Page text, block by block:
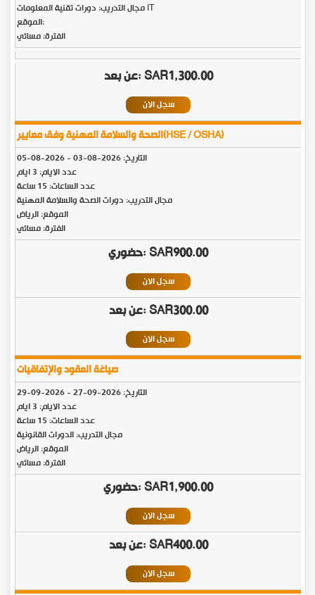
مجال التدريب: دورات تقنية المعلومات IT
الموقع:
الفترة: مسائي
SAR1,300.00
سجل الان
الصحة والسلامة المهنية وفق معايير(HSE / OSHA)
التاريخ:2026-08-03
-
2026-08-05
عدد الايام: 3 ايام
عدد الساعات: 15 ساعة
مجال التدريب: دورات الصحة والسلامة المهنية
الموقع: الرياض
الفترة: مسائي
SAR900.00
سجل الان
SAR300.00
سجل الان
صياغة العقود والإتفاقيات
التاريخ:2026-09-27
-
2026-09-29
عدد الايام: 3 ايام
عدد الساعات: 15 ساعة
مجال التدريب: الدورات القانونية
الموقع: الرياض
الفترة: مسائي
SAR1,900.00
سجل الان
SAR400.00
سجل الان